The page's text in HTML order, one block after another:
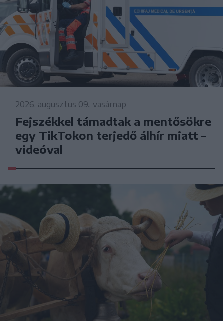
2026. augusztus 09., vasárnap
Fejszékkel támadtak a mentősökre
egy TikTokon terjedő álhír miatt –
videóval